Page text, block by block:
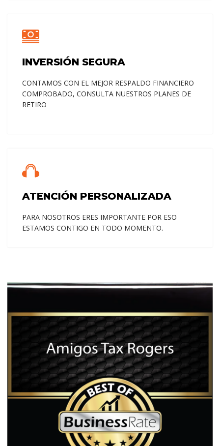
NO DEBE PRESENTAR
UNA SEGUNDA
DECLARACION
DE TAXES SI SE LE DEBE
UN
INVERSIÓN SEGURA
CONTAMOS CON EL MEJOR RESPALDO FINANCIERO
COMPROBADO, CONSULTA NUESTROS PLANES DE
RETIRO
ATENCIÓN PERSONALIZADA
PARA NOSOTROS ERES IMPORTANTE POR ESO
ESTAMOS CONTIGO EN TODO MOMENTO.